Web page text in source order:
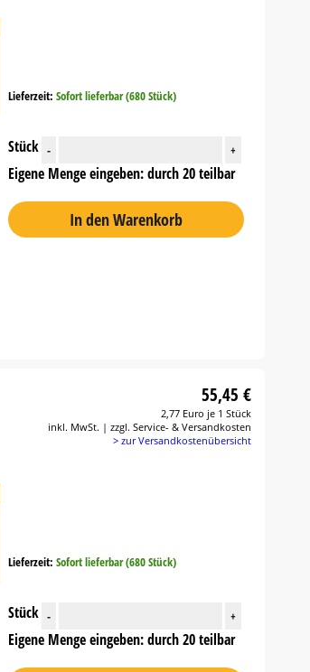
Lieferzeit: Sofort lieferbar (680 Stück)
Stück - +
Eigene Menge eingeben: durch 20 teilbar
In den Warenkorb
55,45 €
2,77 Euro je 1 Stück
inkl. MwSt. | zzgl. Service- & Versandkosten
> zur Versandkostenübersicht
Lieferzeit: Sofort lieferbar (680 Stück)
Stück - +
Eigene Menge eingeben: durch 20 teilbar